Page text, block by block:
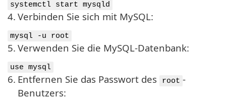
systemctl start mysqld
4. Verbinden Sie sich mit MySQL:
mysql -u root
5. Verwenden Sie die MySQL-Datenbank:
use mysql
6. Entfernen Sie das Passwort des root -
Benutzers: